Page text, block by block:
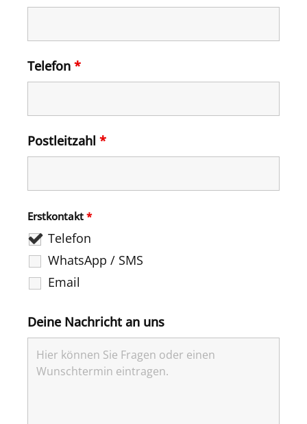
Telefon *
Postleitzahl *
Erstkontakt *
Telefon
WhatsApp / SMS
Email
Deine Nachricht an uns